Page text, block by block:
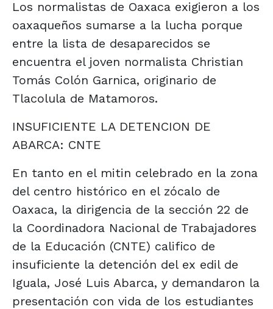
Los normalistas de Oaxaca exigieron a los
oaxaqueños sumarse a la lucha porque
entre la lista de desaparecidos se
encuentra el joven normalista Christian
Tomás Colón Garnica, originario de
Tlacolula de Matamoros.
INSUFICIENTE LA DETENCION DE
ABARCA: CNTE
En tanto en el mitin celebrado en la zona
del centro histórico en el zócalo de
Oaxaca, la dirigencia de la sección 22 de
la Coordinadora Nacional de Trabajadores
de la Educación (CNTE) califico de
insuficiente la detención del ex edil de
Iguala, José Luis Abarca, y demandaron la
presentación con vida de los estudiantes